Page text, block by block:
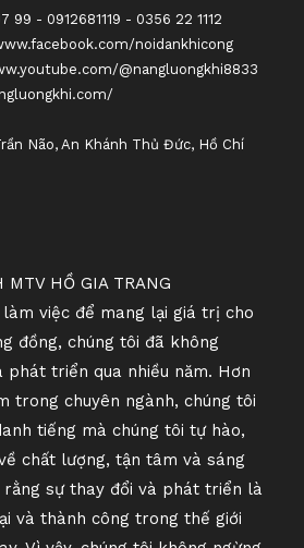
99 - 0912681119 - 0356 22 1112
noidankhicong
@nangluongkhi8833
Não, An Khánh Thủ Đức, Hồ Chí
MTV HỒ GIA TRANG
việc để mang lại giá trị cho
đồng, chúng tôi đã không
phát triển qua nhiều năm. Hơn
trong chuyên ngành, chúng tôi
tiếng mà chúng tôi tự hào,
chất lượng, tận tâm và sáng
rằng sự thay đổi và phát triển là
và thành công trong thế giới